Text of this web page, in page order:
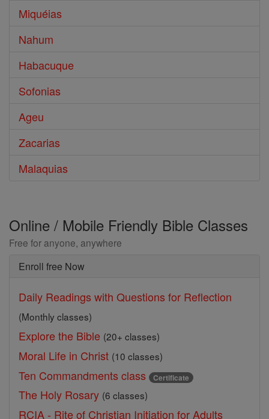
Miquéias
Nahum
Habacuque
Sofonias
Ageu
Zacarias
Malaquias
Online / Mobile Friendly Bible Classes
Free for anyone, anywhere
Enroll free Now
Daily Readings with Questions for Reflection
(Monthly classes)
Explore the Bible (20+ classes)
Moral Life in Christ (10 classes)
Ten Commandments class Certificate
The Holy Rosary (6 classes)
RCIA - Rite of Christian Initiation for Adults